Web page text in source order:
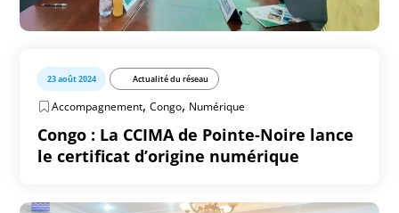
23 août 2024 Actualité du réseau
Accompagnement,Congo, Numérique
Congo : La CCIMA de Pointe-Noire lance
le certificat d’origine numérique